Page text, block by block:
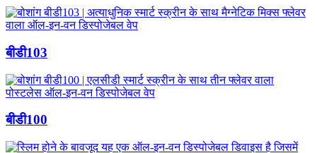
बीडी103
बीडी100